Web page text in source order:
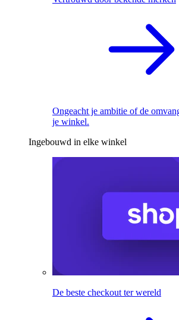
Ongeacht je ambitie of de
je winkel.
Ingebouwd in elke winkel
De beste checkout ter wereld